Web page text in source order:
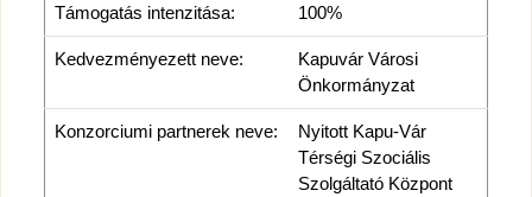
Támogatás intenzitása: 100%
Kedvezményezett neve:
Kapuvár Városi
Önkormányzat
Konzorciumi partnerek neve:
Nyitott Kapu-Vár
Térségi Szociális
Szolgáltató Központ